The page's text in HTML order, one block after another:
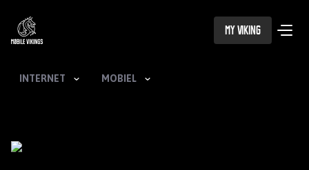
My Viking
INTERNET MOBIEL